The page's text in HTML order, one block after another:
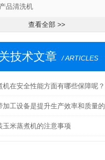
品清洗机
查看全部 >>
技术文章 / ARTICLES
机在安全性能方面有哪些保障呢？
加工设备是提升生产效率和质量的
玉米蒸煮机的注意事项